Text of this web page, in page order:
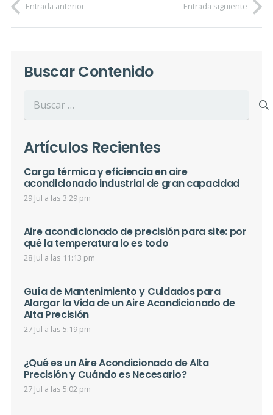
Entrada anterior Entrada siguiente
Buscar Contenido
Buscar:
Artículos Recientes
Carga térmica y eficiencia en aire
acondicionado industrial de gran capacidad
29 Jul a las 3:29 pm
Aire acondicionado de precisión para site: por
qué la temperatura lo es todo
28 Jul a las 11:13 pm
Guía de Mantenimiento y Cuidados para
Alargar la Vida de un Aire Acondicionado de
Alta Precisión
27 Jul a las 5:19 pm
¿Qué es un Aire Acondicionado de Alta
Precisión y Cuándo es Necesario?
27 Jul a las 5:02 pm